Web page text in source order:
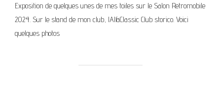
Exposition de quelques unes de mes toiles sur le Salon Retromobile
2024. Sur le stand de mon club, lAlfaClassic Club storico. Voici
quelques photos